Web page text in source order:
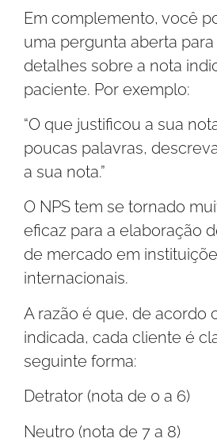
Em complemento, você
uma pergunta aberta
detalhes sobre a nota
paciente. Por exemplo:
“O que justificou a sua
poucas palavras,
a sua nota.”
O NPS tem se tornado
eficaz para a elaboração
de mercado em
internacionais.
A razão é que, de acordo
indicada, cada cliente é
seguinte forma:
Detrator (nota de 0 a 6)
Neutro (nota de 7 a 8)